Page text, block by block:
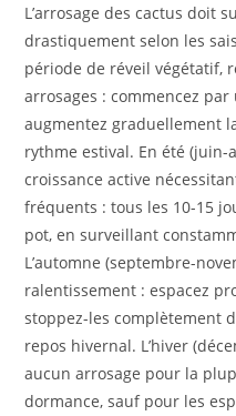
L’arrosage des cactus doit
drastiquement selon les
période de réveil végétatif,
arrosages : commencez
augmentez graduellement
rythme estival. En été (juin-
croissance active
fréquents : tous les 10-15
pot, en surveillant
L’automne (septembre-
ralentissement : espacez
stoppez-les complètement
repos hivernal. L’hiver
aucun arrosage pour la
dormance, sauf pour les